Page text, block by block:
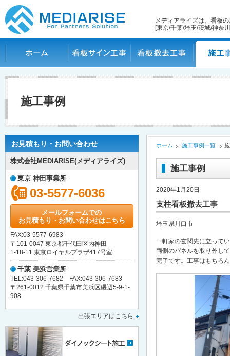
メディアライズは、看板
[東京/千葉/埼玉/茨城/神奈
施工事例
お見積もり・お問い合わせ
株式会社MEDIARISE(メディアライズ)
東京 神田事業所
03-5577-6036
メールフォームでの
お見積もり・お問い合わせはこちら
FAX:03-5577-6983
〒101-0047 東京都千代田区内神田
1-18-11 東京ロイヤルプラザ417号室
千葉 美浜営業所
TEL:043-306-7682 FAX:043-306-7683
〒261-0012 千葉県千葉市美浜区磯辺5-9-1-
908
出張エリアはこちら
ホーム 施工事例一覧
施工事例
2020年1月20日
支柱看板撤去工事
埼玉県川口市
一軒家の玄関先に立って
両側のパネルを取り外し
完了です。工事はもちろ